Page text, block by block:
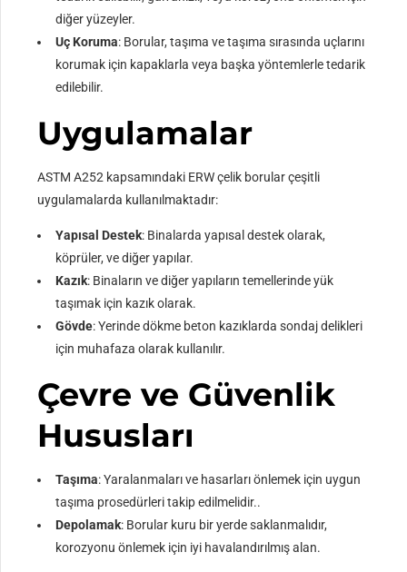
diğer yüzeyler.
Uç Koruma: Borular, taşıma ve taşıma sırasında uçlarını
korumak için kapaklarla veya başka yöntemlerle tedarik
edilebilir.
Uygulamalar
ASTM A252 kapsamındaki ERW çelik borular çeşitli
uygulamalarda kullanılmaktadır:
Yapısal Destek: Binalarda yapısal destek olarak,
köprüler, ve diğer yapılar.
Kazık: Binaların ve diğer yapıların temellerinde yük
taşımak için kazık olarak.
Gövde: Yerinde dökme beton kazıklarda sondaj delikleri
için muhafaza olarak kullanılır.
Çevre ve Güvenlik
Hususları
Taşıma: Yaralanmaları ve hasarları önlemek için uygun
taşıma prosedürleri takip edilmelidir..
Depolamak: Borular kuru bir yerde saklanmalıdır,
korozyonu önlemek için iyi havalandırılmış alan.